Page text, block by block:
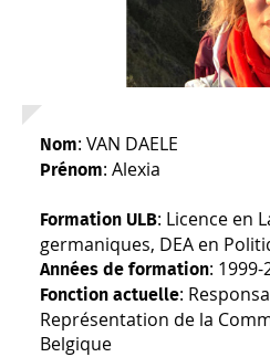
Nom: VAN DAELE
Prénom: Alexia
Formation ULB: Licence en
germaniques, DEA en
Années de formation: 1999-
Fonction actuelle:
Représentation de la
Belgique